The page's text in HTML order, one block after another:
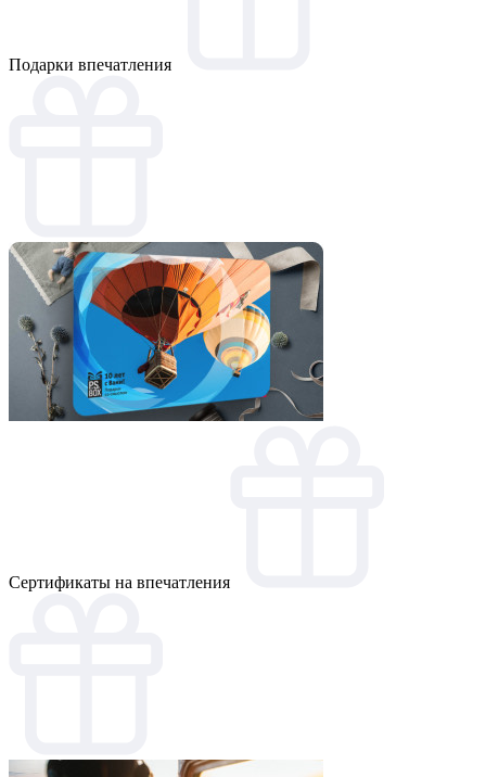
Подарки впечатления
Cертификаты на впечатления